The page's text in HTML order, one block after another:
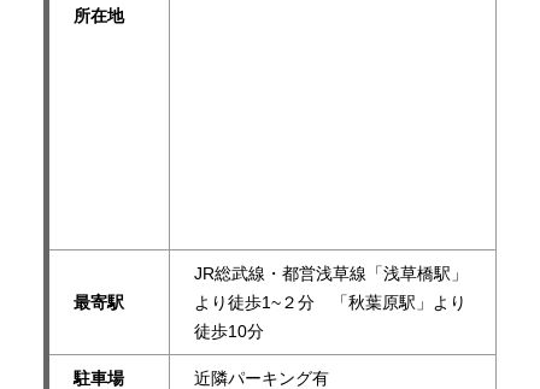
所在地
最寄駅
JR総武線・都営浅草線「浅草橋駅」
より徒歩1~２分 「秋葉原駅」より
徒歩10分
駐車場 近隣パーキング有